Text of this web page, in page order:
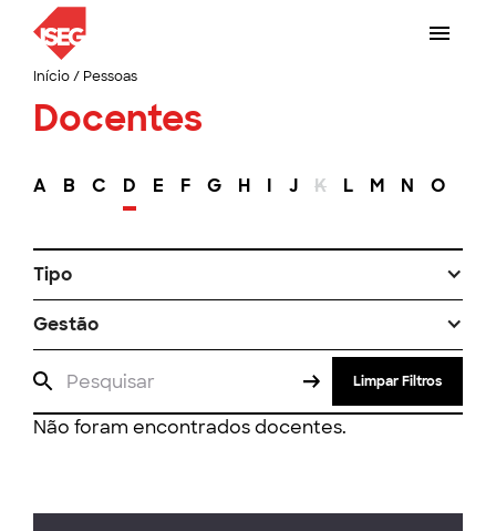
Início/ Pessoas
Docentes
A B C D E F G H I J K L M N O
Tipo
Gestão
Limpar Filtros
Não foram encontrados docentes.